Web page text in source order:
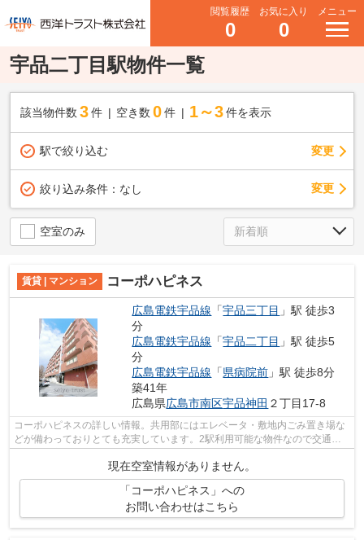
閲覧履歴
0
お気に入り
0
メニュー
宇品二丁目駅物件一覧
該当物件数 3件 空き数 0 件 1～3 件を表示
駅で絞り込む 変更
絞り込み条件： なし 変更
空室のみ
賃貸 | マンション コーポハピネス
広島電鉄宇品線 「宇品三丁目 」駅 徒歩3
分
広島電鉄宇品線 「宇品二丁目 」駅 徒歩5
分
広島電鉄宇品線 「県病院前 」駅 徒歩8分
築41年
広島県広島市南区宇品神田 ２丁目17-8
コーポハピネスの詳しい情報。共用部にはエレベータ・敷地内ごみ置き場な
どが備わっておりとても充実しています。2駅利用可能な物件なので交通の
現在空室情報がありません。
「コーポハピネス」への
お問い合わせはこちら